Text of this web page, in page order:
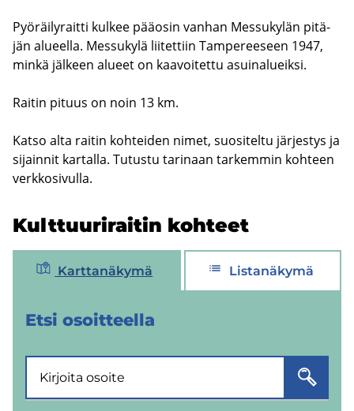
Pyö­räi­ly­rait­ti kul­kee pää­osin van­han Mes­su­ky­län pi­tä­
jän alu­eel­la. Mes­su­ky­lä lii­tet­tiin Tam­pe­ree­seen 1947,
minkä jäl­keen alu­eet on kaa­voi­tet­tu asui­na­lueik­si.
Rai­tin pi­tuus on noin 13 km.
Katso alta rai­tin koh­tei­den nimet, suo­si­tel­tu jär­jes­tys ja
si­jain­nit kar­tal­la. Tu­tus­tu ta­ri­naan tar­kem­min koh­teen
verk­ko­si­vul­la.
Kult­tuu­ri­rai­tin koh­teet
Karttanäkymä Listanäkymä
Etsi osoit­teel­la